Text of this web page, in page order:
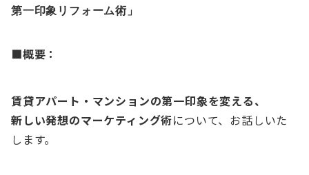
第一印象リフォーム術 」
■概要：
賃貸アパート・マンションの第一印象を変える、
新しい発想のマーケティング術について、お話しいた
します。